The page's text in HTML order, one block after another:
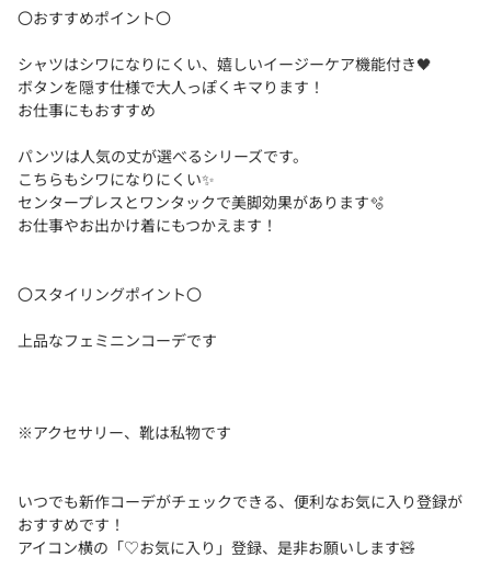
〇おすすめポイント〇
シャツはシワになりにくい、嬉しいイージーケア機能付き‎🖤
ボタンを隠す仕様で大人っぽくキマります！
お仕事にもおすすめ
パンツは人気の丈が選べるシリーズです。
こちらもシワになりにくい✨️
センタープレスとワンタックで美脚効果があります️🫧
お仕事やお出かけ着にもつかえます！
〇スタイリングポイント〇
上品なフェミニンコーデです
※アクセサリー、靴は私物です
いつでも新作コーデがチェックできる、便利なお気に入り登録が
おすすめです！
アイコン横の「♡お気に入り」登録、是非お願いします🧸